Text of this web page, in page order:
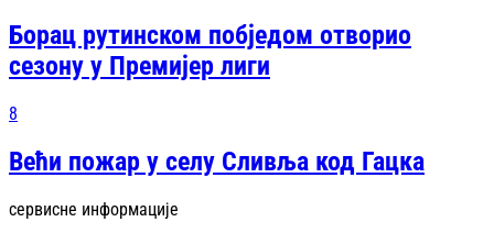
Борац рутинском побједом отворио
сезону у Премијер лиги
8
Већи пожар у селу Сливља код Гацка
сервисне информације